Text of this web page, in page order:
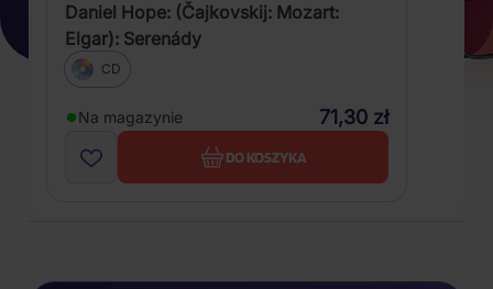
Daniel Hope: (Čajkovskij: Mozart:
Elgar): Serenády
CD
Na magazynie 71,30 zł
DO KOSZYKA